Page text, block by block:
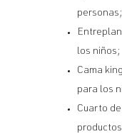
personas;
los niños;
Cama
para los
Cuarto